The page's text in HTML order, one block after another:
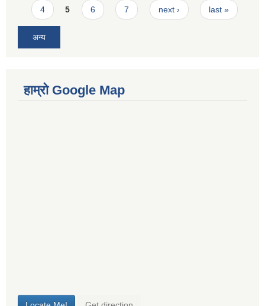
4 5 6 7 next › last »
अन्य
हाम्रो Google Map